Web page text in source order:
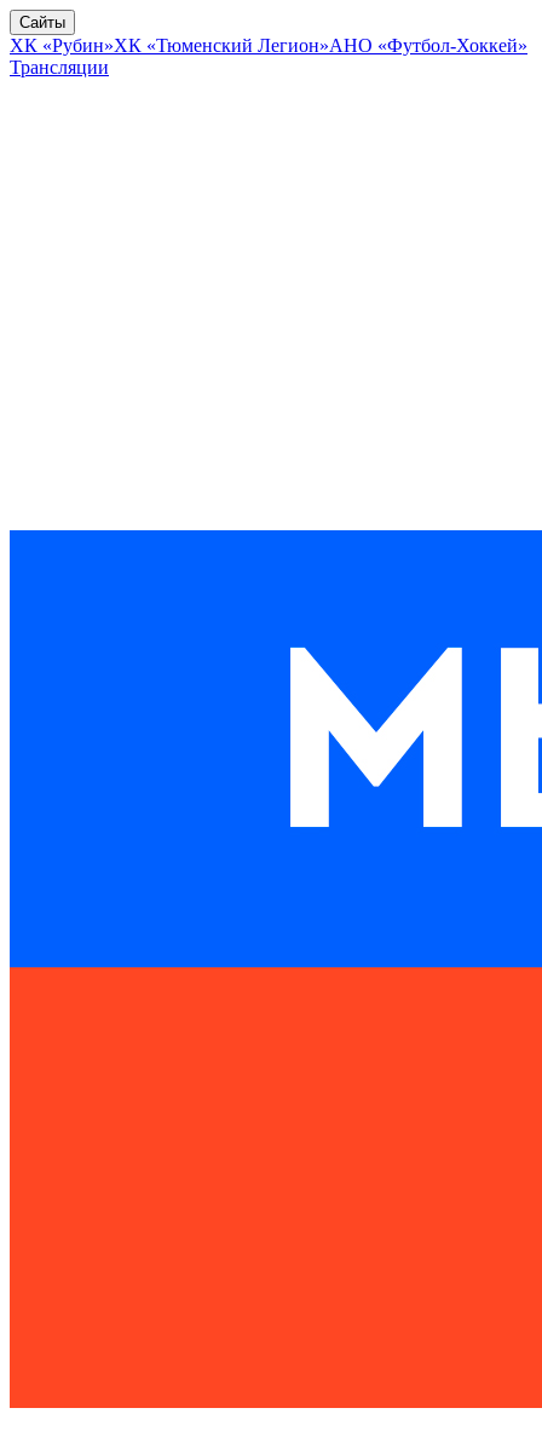
Сайты
ХК «Рубин»ХК «Тюменский Легион»АНО «Футбол-Хоккей»
Трансляции